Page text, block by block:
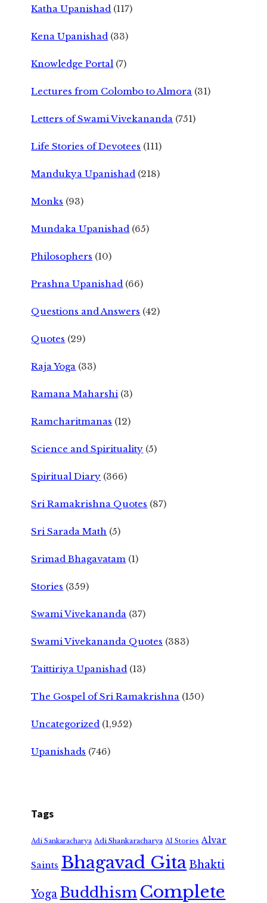
Katha Upanishad (117)
Kena Upanishad (33)
Knowledge Portal (7)
Lectures from Colombo to Almora (31)
Letters of Swami Vivekananda (751)
Life Stories of Devotees (111)
Mandukya Upanishad (218)
Monks (93)
Mundaka Upanishad (65)
Philosophers (10)
Prashna Upanishad (66)
Questions and Answers (42)
Quotes (29)
Raja Yoga (33)
Ramana Maharshi (3)
Ramcharitmanas (12)
Science and Spirituality (5)
Spiritual Diary (366)
Sri Ramakrishna Quotes (87)
Sri Sarada Math (5)
Srimad Bhagavatam (1)
Stories (359)
Swami Vivekananda (37)
Swami Vivekananda Quotes (383)
Taittiriya Upanishad (13)
The Gospel of Sri Ramakrishna (150)
Uncategorized (1,952)
Upanishads (746)
Tags
Adi Sankaracharya Adi Shankaracharya AI Stories Alvar
Saints Bhagavad GitaBhakti
Yoga Buddhism Complete